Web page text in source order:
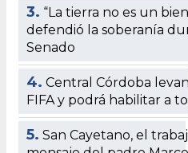
3. “La tierra no es un
defendió la soberanía
Senado
4. Central Córdoba
FIFA y podrá habilitar a
5. San Cayetano, el